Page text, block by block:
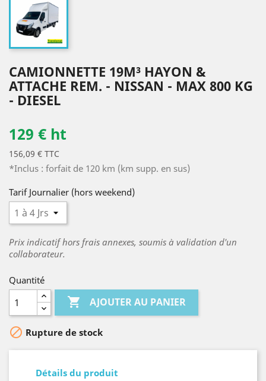
CAMIONNETTE 19M³ HAYON &
ATTACHE REM. - NISSAN - MAX 800 KG
- DIESEL
129 € ht
156,09 € TTC
*Inclus : forfait de 120 km (km supp. en sus)
Tarif Journalier (hors weekend)
Prix indicatif hors frais annexes, soumis à validation d'un
collaborateur.
Quantité
 AJOUTER AU PANIER
 Rupture de stock
Détails du produit